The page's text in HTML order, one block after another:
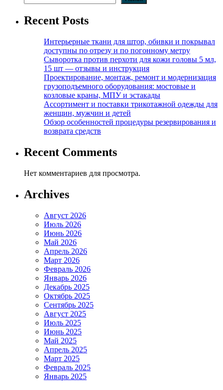
Recent Posts
Интерьерные ткани для штор, обивки и покрывал
доступны по отрезу и по погонному метру
Сыворотка против перхоти для кожи головы 5 мл,
15 шт — отзывы и инструкция
Проектирование, монтаж, ремонт и модернизация
грузоподъемного оборудования: мостовые и
козловые краны, МПУ и эстакады
Ассортимент и поставки трикотажной одежды для
женщин, мужчин и детей
Обзор особенностей процедуры резервирования и
возврата средств
Recent Comments
Нет комментариев для просмотра.
Archives
Август 2026
Июль 2026
Июнь 2026
Май 2026
Апрель 2026
Март 2026
Февраль 2026
Январь 2026
Декабрь 2025
Октябрь 2025
Сентябрь 2025
Август 2025
Июль 2025
Июнь 2025
Май 2025
Апрель 2025
Март 2025
Февраль 2025
Январь 2025